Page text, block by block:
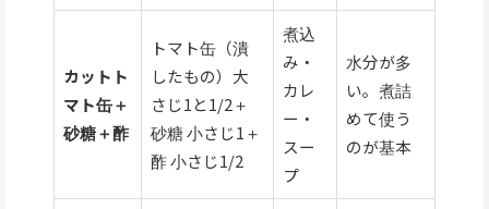
カットト
マト缶＋
砂糖＋酢
トマト缶（潰
したもの）大
さじ1と1/2＋
砂糖 小さじ1＋
酢 小さじ1/2
煮込
み・
カレ
ー・
スー
プ
水分が多
い。煮詰
めて使う
のが基本